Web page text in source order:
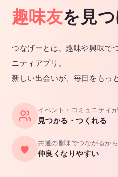
趣味友を見
つなげーとは、趣味や興味で
ニティアプリ。
新しい出会いが、毎日をもっ
イベント・コミュニティが
見つかる・つくれる
共通の趣味でつながるから
仲良くなりやすい